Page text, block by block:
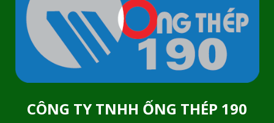
CÔNG TY TNHH ỐNG THÉP 190